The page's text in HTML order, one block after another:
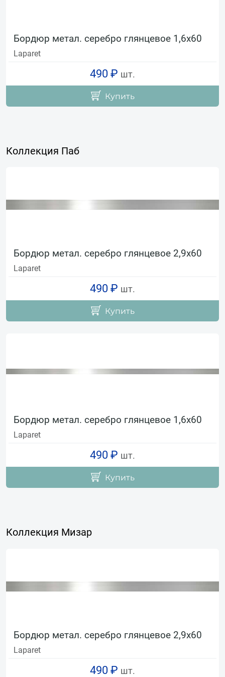
Бордюр метал. серебро глянцевое 1,6х60
Laparet
490 ₽ шт.
Купить
Коллекция Паб
Бордюр метал. серебро глянцевое 2,9х60
Laparet
490 ₽ шт.
Купить
Бордюр метал. серебро глянцевое 1,6х60
Laparet
490 ₽ шт.
Купить
Коллекция Мизар
Бордюр метал. серебро глянцевое 2,9х60
Laparet
490 ₽ шт.